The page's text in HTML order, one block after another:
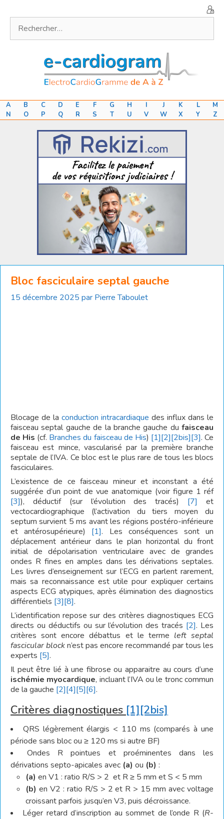
contenu
A B C D E F G H I J K L
M
N
O P Q R S T U V W X Y Z
Bloc fasciculaire septal gauche
15 décembre 2025 par Pierre Taboulet
Blocage de la conduction intracardiaque des influx dans le
faisceau septal gauche de la branche gauche du faisceau
de His (cf. Branches du faisceau de His) [1][2][2bis][3]. Ce
faisceau est mince, vascularisé par la première branche
septale de l’IVA. Ce bloc est le plus rare de tous les blocs
fasciculaires.
L’existence de ce faisceau mineur et inconstant a été
suggérée d’un point de vue anatomique (voir figure 1 réf
[3]), déductif (sur l’évolution des tracés) [7] et
vectocardiographique (l’activation du tiers moyen du
septum survient 5 ms avant les régions postéro-inférieure
et antérosupérieure) [1]. Les conséquences sont un
déplacement antérieur dans le plan horizontal du front
initial de dépolarisation ventriculaire avec de grandes
ondes R fines en amples dans les dérivations septales.
Les livres d’enseignement sur l’ECG en parlent rarement,
mais sa reconnaissance est utile pour expliquer certains
aspects ECG atypiques, après élimination des diagnostics
différentiels [3][8].
L’identification repose sur des critères diagnostiques ECG
directs ou déductifs ou sur l’évolution des tracés [2]. Les
critères sont encore débattus et le terme left septal
fascicular blockn’est pas encore recommandé par tous les
experts [5].
Il peut être lié à une fibrose ou apparaitre au cours d’une
ischémie myocardique, incluant l’IVA ou le tronc commun
de la gauche [2][4][5][6].
Critères diagnostiques [1][2bis]
QRS légèrement élargis < 110 ms (comparés à une
période sans bloc ou ≥ 120 ms si autre BF)
Ondes R pointues et proéminentes dans les
dérivations septo-apicales avec (a) ou (b) :
(a) en V1 : ratio R/S > 2 et R ≥ 5 mm et S < 5 mm
(b) en V2 : ratio R/S > 2 et R > 15 mm avec voltage
croissant parfois jusqu’en V3, puis décroissance.
Léger retard d’inscription au sommet de l’onde R (R-